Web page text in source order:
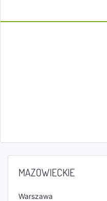
MAZOWIECKIE
Warszawa